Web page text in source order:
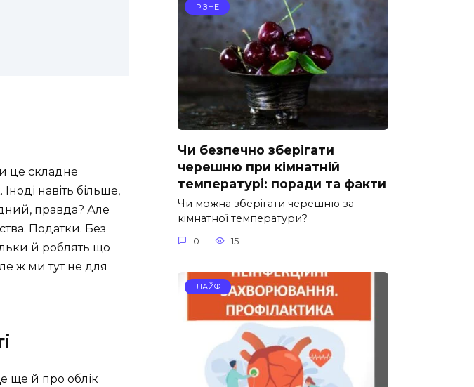
це складне
навіть більше,
правда? Але
Податки. Без
й роблять що
ж ми тут не для
ще й про облік
РІЗНЕ
Чи безпечно зберігати
черешню при кімнатній
температурі: поради та факти
Чи можна зберігати черешню за
кімнатної температури?
0 15
ЛАЙФ